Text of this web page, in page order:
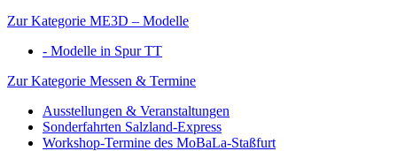
Zur Kategorie ME3D – Modelle
- Modelle in Spur TT
Zur Kategorie Messen & Termine
Ausstellungen & Veranstaltungen
Sonderfahrten Salzland-Express
Workshop-Termine des MoBaLa-Staßfurt